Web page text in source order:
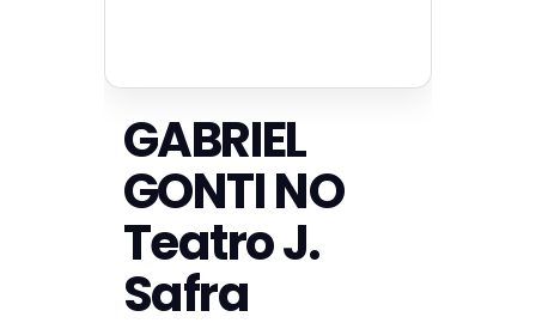
GABRIEL
GONTI NO
Teatro J.
Safra